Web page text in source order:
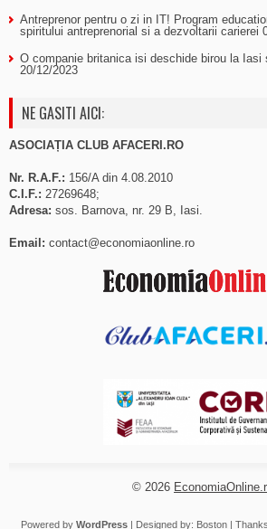
Antreprenor pentru o zi in IT! Program
spiritului antreprenorial si a dezvoltarii carierei
O companie britanica isi deschide birou la Iasi
20/12/2023
NE GASITI AICI:
ASOCIAȚIA CLUB AFACERI.RO
Nr. R.A.F.: 156/A din 4.08.2010
C.I.F.: 27269648;
Adresa: sos. Barnova, nr. 29 B, Iasi.
Email: contact@economiaonline.ro
© 2026
Powered by WordPress | Designed by: Boston |